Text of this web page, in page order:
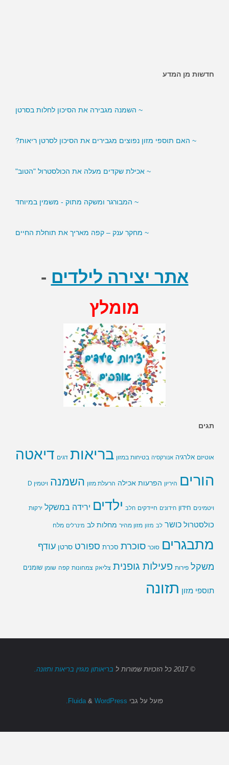
חדשות מן המדע
~ האם ממתיקים מלאכותיים מגבירים את הסיכון לסוכרת?
~ השמנה מגבירה את הסיכון לחלות בסרטן
~ האם תוספי מזון נפוצים מגבירים את הסיכון לסרטן ריאות?
~ אכילת שקדים מעלה את הכולסטרול "הטוב"
~ מחקר ענק – קפה מאריך את תוחלת החיים
אתר יצירה לילדים -
מומלץ
תגים
אוטיזם אלרגיה אנורקסיה בטיחות במזון בריאות דגים דיאטה
הורים היריון הפרעות אכילה הרעלת מזון השמנה ויטמין D
ויטמינים חידון חידונים חיידקים חלב ילדים ירידה במשקל ירקות
כולסטרול כושר לב מזון מזון מהיר מחלות לב מינרלים מלח
מתבגרים סוכר סוכרת סכרת ספורט סרטן עודף
משקל פירות פעילות גופנית צליאק צמחונות קפה שומן שומנים
תוספי מזון תזונה
© 2017 כל הזכויות שמורות ל בריאותון מגזין בריאות ותזונה.
פועל על גבי & WordPress.